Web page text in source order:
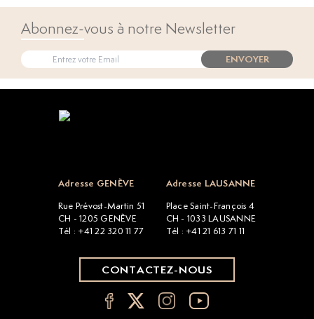
Abonnez-vous à notre Newsletter
ENVOYER
Adresse GENÈVE
Rue Prévost-Martin 51
CH - 1205 GENÈVE
Tél : +41 22 320 11 77
Adresse LAUSANNE
Place Saint-François 4
CH - 1033 LAUSANNE
Tél : +41 21 613 71 11
CONTACTEZ-NOUS